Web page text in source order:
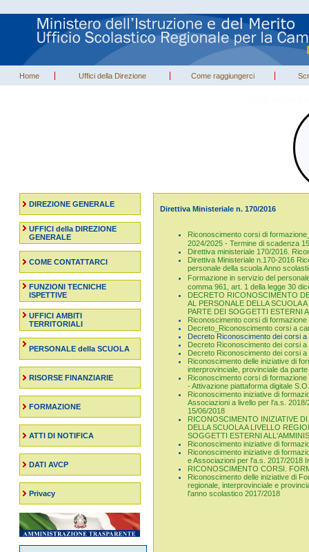
Home Uffici della Direzione Come raggiungerci
DIREZIONE GENERALE
UFFICI della DIREZIONE
GENERALE
COME CONTATTARCI
FUNZIONI TECNICHE
ISPETTIVE
UFFICI AMBITI
TERRITORIALI
PERSONALE della SCUOLA
RISORSE FINANZIARIE
FORMAZIONE
ATTI DI NOTIFICA
DATI AVCP
Privacy
Direttiva Ministeriale n. 170/2016
Riconoscimento corsi di
2024/2025 - Termine di scadenza
Direttiva ministeriale 170/2016.
Direttiva Ministeriale n.170-2016
personale della scuola Anno
Formazione in servizio del
comma 961, art. 1 della legge 30
DECRETO RICONOSCIMENTO
AL PERSONALE DELLA SCUOLA
PARTE DEI SOGGETTI ESTERNI
Riconoscimento corsi di
Decreto_Riconoscimento corsi a
Decreto Riconoscimento dei corsi
Decreto Riconoscimento dei corsi
Decreto Riconoscimento dei corsi
Riconoscimento delle iniziative di
interprovinciale, provinciale da
Riconoscimento corsi di
- Attivazione piattaforma digitale
Riconoscimento iniziative di
Associazioni a livello per l'a.s.
15/06/2018
RICONOSCIMENTO INIZIATIVE
DELLA SCUOLA A LIVELLO
SOGGETTI ESTERNI
Riconoscimento iniziative di
Riconoscimento iniziative di
e Associazioni per l'a.s. 2017/2018
RICONOSCIMENTO CORSI.
Riconoscimento delle iniziative di
regionale, interprovinciale e
l'anno scolastico 2017/2018